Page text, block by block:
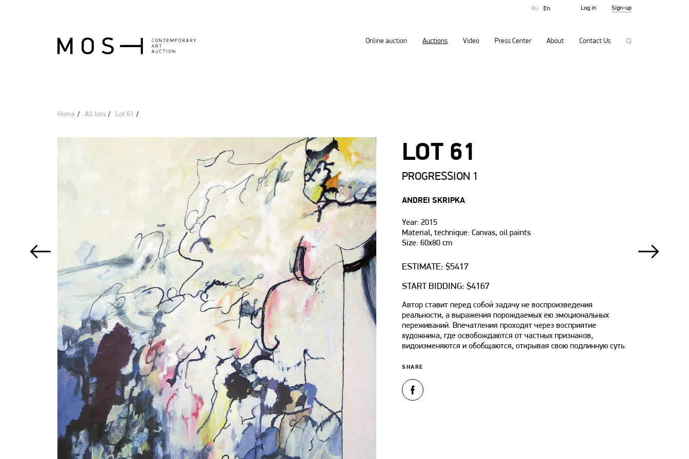
Ru En Log in Sign-up
Online auction Auctions Video Press Center About Contact Us
Home All lots Lot 61
ANDREI SKRIPKA
PROGRESSION 1
LOT 61
Year: 2015
Material, technique: Canvas, oil paints
Size: 60х80 cm
ESTIMATE: $5417
START BIDDING: $4167
Автор ставит перед собой задачу не воспроизведения
реальности, а выражения порождаемых ею эмоциональных
переживаний. Впечатления проходят через восприятие
художника, где освобождаются от частных признаков,
видоизменяются и обобщаются, открывая свою подлинную суть.
SHARE